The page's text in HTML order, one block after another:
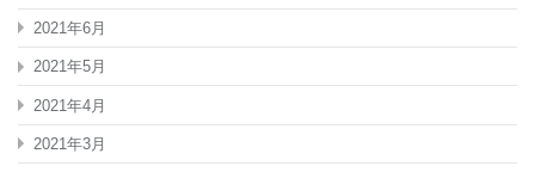
2021年6月
2021年5月
2021年4月
2021年3月